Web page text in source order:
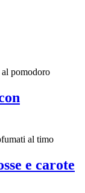
e carote